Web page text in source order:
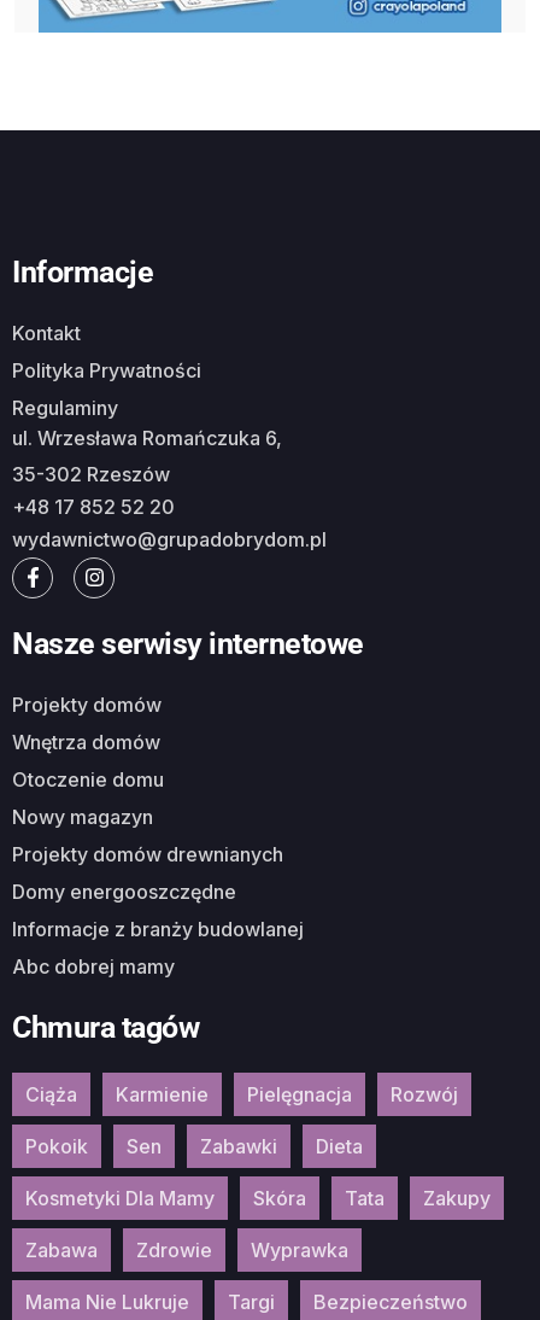
Informacje
Kontakt
Polityka Prywatności
Regulaminy
ul. Wrzesława Romańczuka 6,
35-302 Rzeszów
+48 17 852 52 20
wydawnictwo@grupadobrydom.pl
Nasze serwisy internetowe
Projekty domów
Wnętrza domów
Otoczenie domu
Nowy magazyn
Projekty domów drewnianych
Domy energooszczędne
Informacje z branży budowlanej
Abc dobrej mamy
Chmura tagów
Ciąża Karmienie Pielęgnacja Rozwój
Pokoik Sen Zabawki Dieta
Kosmetyki Dla Mamy Skóra Tata Zakupy
Zabawa Zdrowie Wyprawka
Mama Nie Lukruje Targi Bezpieczeństwo